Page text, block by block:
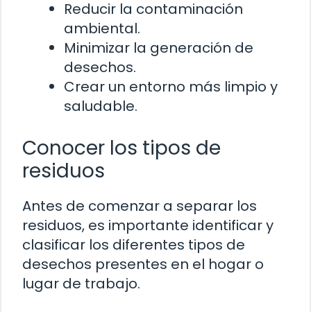
Reducir la contaminación
ambiental.
Minimizar la generación de
desechos.
Crear un entorno más limpio y
saludable.
Conocer los tipos de
residuos
Antes de comenzar a separar los
residuos, es importante identificar y
clasificar los diferentes tipos de
desechos presentes en el hogar o
lugar de trabajo.